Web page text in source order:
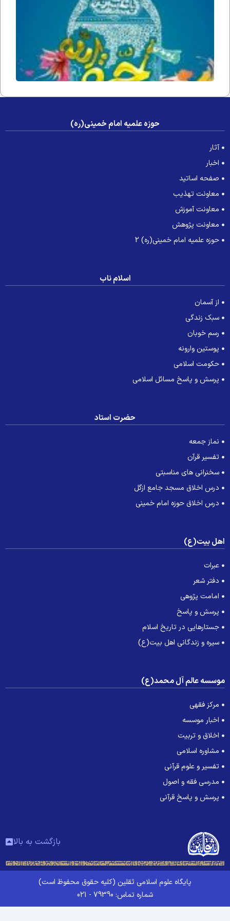
حوزه علمیه امام خمینی(ره)
آثار
اخبار
صفحه اساتید
معاونت تهذیب
معاونت آموزش
معاونت پژوهش
حوزه علمیه امام خمینی(ره) 2
اسلام ناب
از آسمان
سبک زندگی
رسم خوبان
پوستین وارونه
حکومت اسلامی
پرسش و پاسخ مسائل اسلامی
حضرت استاد
نماز جمعه
تفسیر قرآن
سخنرانی های مناسبتی
درس اخلاق مسجد جامع ازگل
درس اخلاق حوزه امام خمینی
بیت(ع)
عبرات
دفتر شعر
امامت پژوهی
پرسش و پاسخ
جستارهایی در تاریخ اسلام
سیره و زندگانی اهل بیت(ع)
عالم آل محمد(ع)
مرکز فقهی
اخبار موسسه
اخلاق و تربیت
مشاوره اسلامی
تفسیر و علوم قرآنی
مدرسی فقه و اصول
پرسش و پاسخ قرآنی
بازگشت به بالا
پایگاه علوم اسلامی ثقلین (کلیه حقوق محفوظ است)
شماره تماس: 79390 - 021